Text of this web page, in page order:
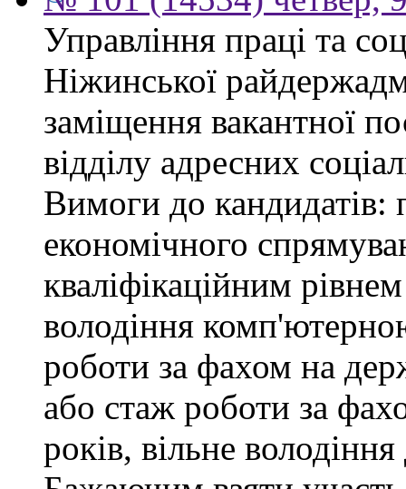
Управління праці та
Ніжинської
заміщення вакантної
відділу адресних
Вимоги до кандидатів:
економічного
кваліфікаційним
володіння
роботи за фахом на
або стаж роботи за
років, вільне